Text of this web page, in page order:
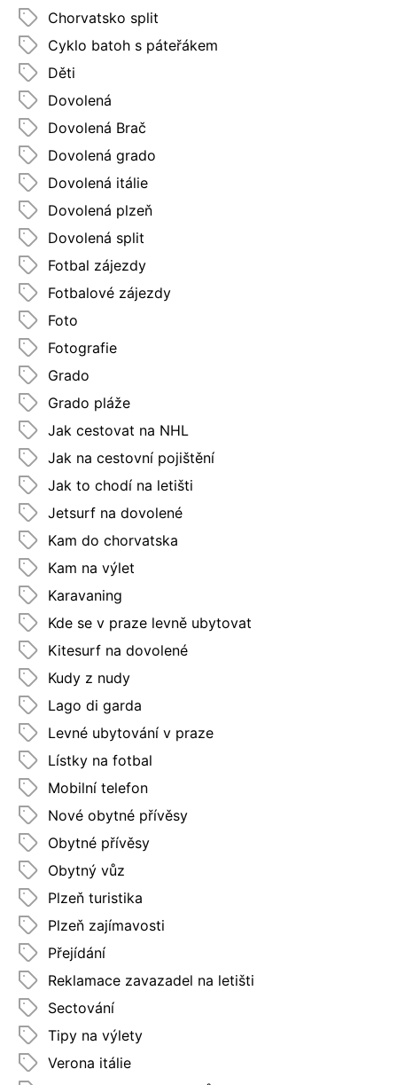
Chorvatsko split
Cyklo batoh s páteřákem
Děti
Dovolená
Dovolená Brač
Dovolená grado
Dovolená itálie
Dovolená plzeň
Dovolená split
Fotbal zájezdy
Fotbalové zájezdy
Foto
Fotografie
Grado
Grado pláže
Jak cestovat na NHL
Jak na cestovní pojištění
Jak to chodí na letišti
Jetsurf na dovolené
Kam do chorvatska
Kam na výlet
Karavaning
Kde se v praze levně ubytovat
Kitesurf na dovolené
Kudy z nudy
Lago di garda
Levné ubytování v praze
Lístky na fotbal
Mobilní telefon
Nové obytné přívěsy
Obytné přívěsy
Obytný vůz
Plzeň turistika
Plzeň zajímavosti
Přejídání
Reklamace zavazadel na letišti
Sectování
Tipy na výlety
Verona itálie